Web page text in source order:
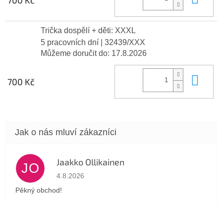
Trička dospělí + děti: XXXL
5 pracovních dní
| 32439/XXX
Můžeme doručit do: 17.8.2026
700 Kč
JO Jaakko Ollikainen
Hodnocení obchodu je 5 z 5 hvězdiček.
4.8.2026
Pěkný obchod!